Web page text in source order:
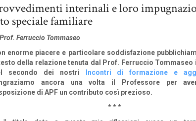
interinali e loro
speciale familiare
Ferruccio Tommaseo
enorme piacere e particolare soddisfazione
della relazione tenuta dal Prof. Ferruccio Tommaseo
secondo dei nostri
Incontri di formazione e
ancora una volta il Professore per
di APF un contributo così prezioso.
* * *